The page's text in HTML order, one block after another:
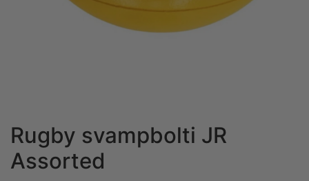
Rugby svampbolti JR
Assorted